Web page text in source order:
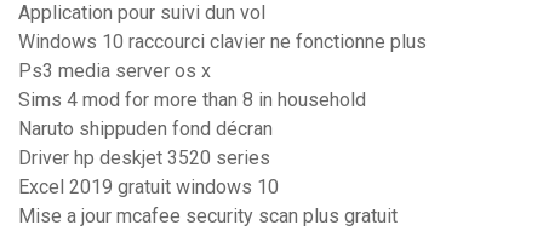
Application pour suivi dun vol
Windows 10 raccourci clavier ne fonctionne plus
Ps3 media server os x
Sims 4 mod for more than 8 in household
Naruto shippuden fond décran
Driver hp deskjet 3520 series
Excel 2019 gratuit windows 10
Mise a jour mcafee security scan plus gratuit